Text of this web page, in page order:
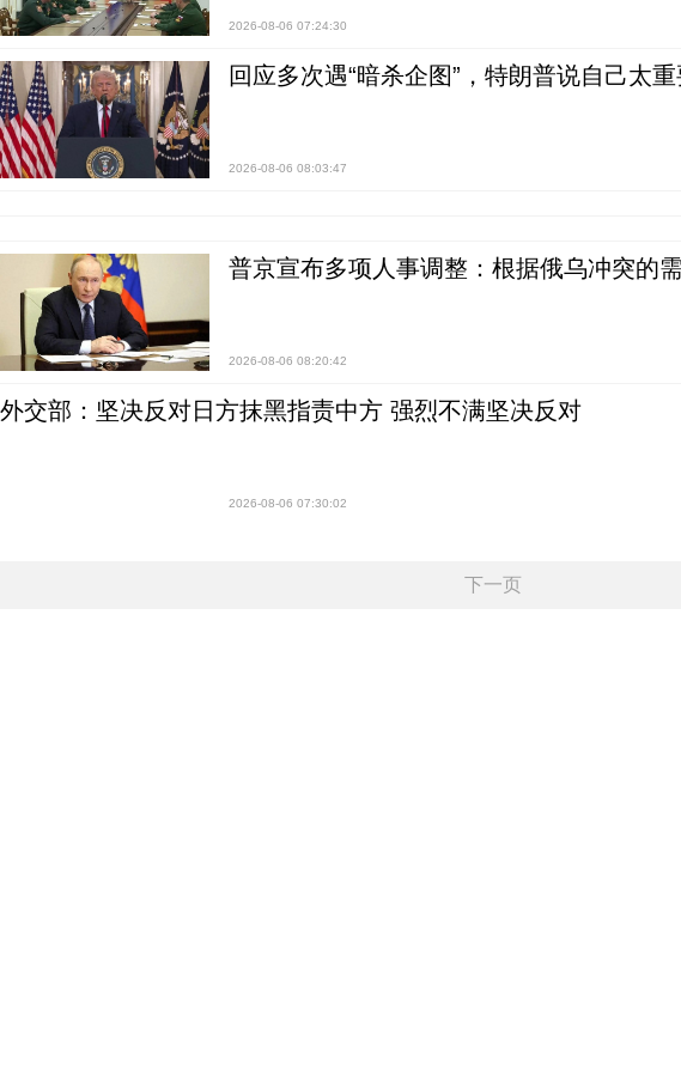
2026-08-06 07:24:30
回应多次遇“暗杀企图”，特朗普说自己太重
2026-08-06 08:03:47
普京宣布多项人事调整：根据俄乌冲突的
2026-08-06 08:20:42
外交部：坚决反对日方抹黑指责中方 强烈不满坚决反对
2026-08-06 07:30:02
下一页